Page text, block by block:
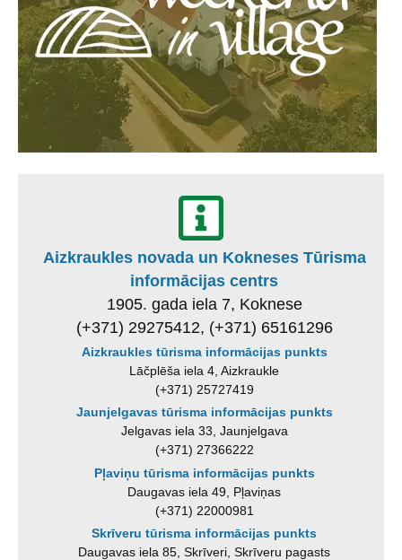
Aizkraukles novada un Kokneses Tūrisma
informācijas centrs
1905. gada iela 7, Koknese
(+371) 29275412, (+371) 65161296
Aizkraukles tūrisma informācijas punkts
Lāčplēša iela 4, Aizkraukle
(+371) 25727419
Jaunjelgavas tūrisma informācijas punkts
Jelgavas iela 33, Jaunjelgava
(+371) 27366222
Pļaviņu tūrisma informācijas punkts
Daugavas iela 49, Pļaviņas
(+371) 22000981
Skrīveru tūrisma informācijas punkts
Daugavas iela 85, Skrīveri, Skrīveru pagasts